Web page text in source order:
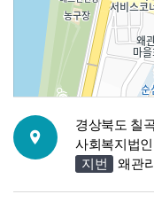
경상북도 칠
사회복지법
지번
왜관